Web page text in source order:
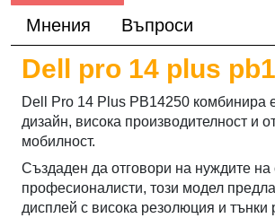
Мнения Въпроси
Dell pro 14 plus
Dell Pro 14 Plus PB14250 комбинира
дизайн, висока производителност и
мобилност.
Създаден да отговори на нуждите
професионалисти, този модел
дисплей с висока резолюция и тънки